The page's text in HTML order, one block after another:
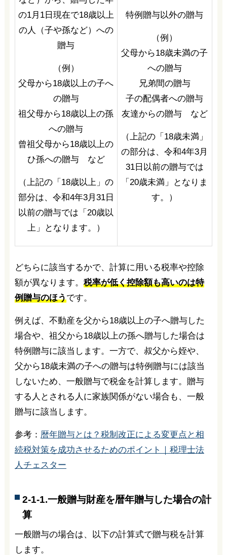
の1月1日現在で18歳以上
の人（子や孫など）への
贈与
（例）
父母から18歳以上の子へ
の贈与
祖父母から18歳以上の孫
への贈与
曾祖父母から18歳以上の
ひ孫への贈与 など
（上記の「18歳以上」の
部分は、令和4年3月31日
以前の贈与では「20歳以
上」となります。）
特例贈与以外の贈与
（例）
父母から18歳未満の子
への贈与
兄弟間の贈与
子の配偶者への贈与
友達からの贈与 など
（上記の「18歳未満」
の部分は、令和4年3月
31日以前の贈与では
「20歳未満」となりま
す。）
どちらに該当するかで、計算に用いる税率や控除
額が異なります。 税率が低く控除額も高いのは特
例贈与のほうです。
例えば、不動産を父から18歳以上の子へ贈与した
場合や、祖父から18歳以上の孫へ贈与した場合は
特例贈与に該当します。一方で、叔父から姪や、
父から18歳未満の子への贈与は特例贈与には該当
しないため、一般贈与で税金を計算します。贈与
する人とされる人に家族関係がない場合も、一般
贈与に該当します。
参考： 暦年贈与とは？税制改正による変更点と相
続税対策を成功させるためのポイント｜税理士法
人チェスター
2-1-1.一般贈与財産を暦年贈与した場合の計
算
一般贈与の場合は、以下の計算式で贈与税を計算
します。